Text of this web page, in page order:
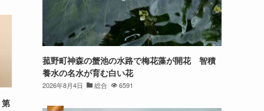
菰野町神森の蟹池の水路で梅花藻が開花 智積
養水の名水が育む白い花
2026年8月4日 総合 6591